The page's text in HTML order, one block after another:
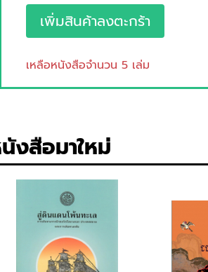
เพิ่มสินค้าลงตะกร้า
เหลือหนังสือจำนวน 5 เล่ม
งสือมาใหม่